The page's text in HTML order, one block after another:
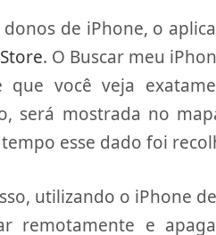
donos de iPhone, o
. O Buscar meu
que você veja
será mostrada no
esse dado foi
utilizando o iPhone
remotamente e